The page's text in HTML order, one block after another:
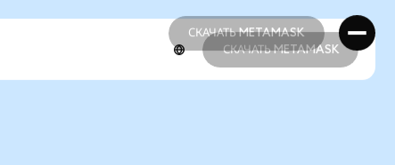
СКАЧАТЬ METAMASK
СКАЧАТЬ METAMASK
СКАЧАТЬ METAMASK